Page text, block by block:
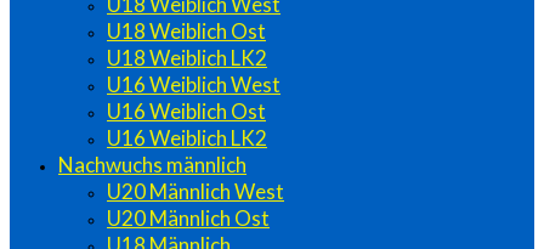
U18 Weiblich Ost
U18 Weiblich LK2
U16 Weiblich West
U16 Weiblich Ost
U16 Weiblich LK2
Nachwuchs männlich
U20 Männlich West
U20 Männlich Ost